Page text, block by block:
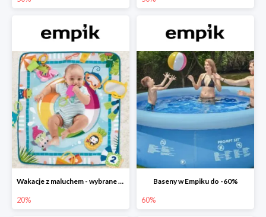
Wakacje z maluchem - wybrane zabawki Fisher-Price w Empiku-20%
20%
Baseny w Empiku do -60%
60%